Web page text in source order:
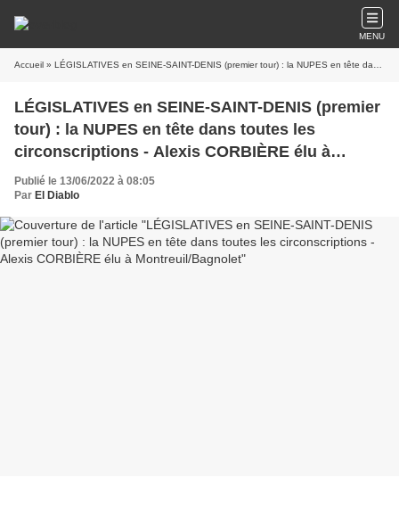
MENU
Accueil » LÉGISLATIVES en SEINE-SAINT-DENIS (premier tour) : la NUPES en tête dans toutes les circonscriptions - Alexis CORBIÈRE élu à Montreuil/Bagnolet
LÉGISLATIVES en SEINE-SAINT-DENIS (premier
tour) : la NUPES en tête dans toutes les
circonscriptions - Alexis CORBIÈRE élu à
Montreuil/Bagnolet
Publié le 13/06/2022 à 08:05
Par El Diablo